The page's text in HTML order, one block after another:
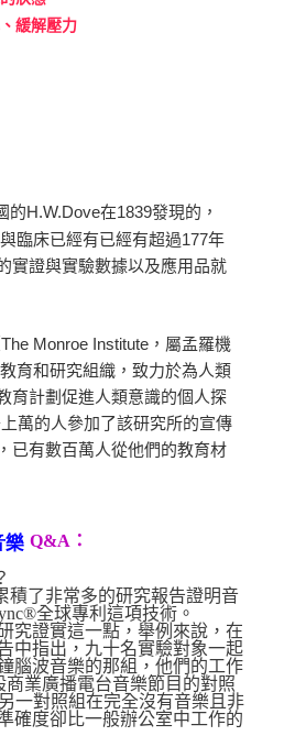
緩解壓力
H.W.Dove在1839發現的，
臨床已經有已經有超過177年
實證與實驗數據以及應用品就
Monroe Institute，屬孟羅機
育和研究組織，致力於為人類
育計劃促進人類意識的個人探
萬的人參加了該研究所的宣傳
已有數百萬人從他們的教育材
樂 Q&A：
積了非常多的研究報告證明音
全球專利這項技術。
究證實這一點，舉例來說，在
中指出，九十名實驗對象一起
腦波音樂的那組，他們的工作
商業廣播電台音樂節目的對照
一對照組在完全沒有音樂且非
確度卻比一般辦公室中工作的